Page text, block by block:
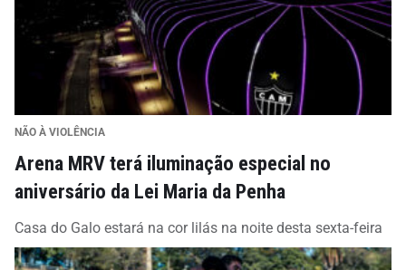
NÃO À VIOLÊNCIA
Arena MRV terá iluminação especial no
aniversário da Lei Maria da Penha
Casa do Galo estará na cor lilás na noite desta sexta-feira